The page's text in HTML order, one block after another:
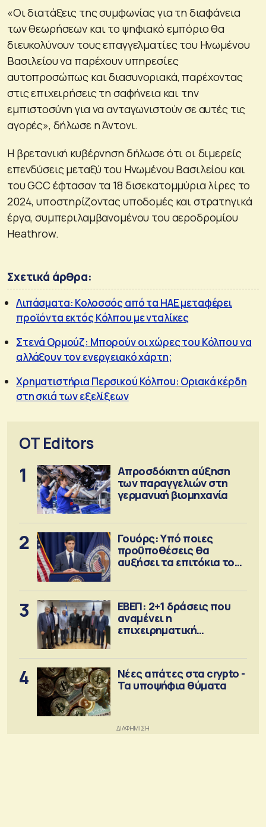
«Οι διατάξεις της συμφωνίας για τη διαφάνεια
των θεωρήσεων και το ψηφιακό εμπόριο θα
διευκολύνουν τους επαγγελματίες του Ηνωμένου
Βασιλείου να παρέχουν υπηρεσίες
αυτοπροσώπως και διασυνοριακά, παρέχοντας
στις επιχειρήσεις τη σαφήνεια και την
εμπιστοσύνη για να ανταγωνιστούν σε αυτές τις
αγορές», δήλωσε η Άντονι.
Η βρετανική κυβέρνηση δήλωσε ότι οι διμερείς
επενδύσεις μεταξύ του Ηνωμένου Βασιλείου και
του GCC έφτασαν τα 18 δισεκατομμύρια λίρες το
2024, υποστηρίζοντας υποδομές και στρατηγικά
έργα, συμπεριλαμβανομένου του αεροδρομίου
Heathrow.
Σχετικά άρθρα:
Λιπάσματα: Κολοσσός από τα ΗΑΕ μεταφέρει
προϊόντα εκτός Κόλπου με νταλίκες
Στενά Ορμούζ: Μπορούν οι χώρες του Κόλπου να
αλλάξουν τον ενεργειακό χάρτη;
Χρηματιστήρια Περσικού Κόλπου: Οριακά κέρδη
στη σκιά των εξελίξεων
OT Editors
1
Απροσδόκητη αύξηση
των παραγγελιών στη
γερμανική βιομηχανία
2
Γουόρς: Υπό ποιες
προϋποθέσεις θα
αυξήσει τα επιτόκια τον
3
ΕΒΕΠ: 2+1 δράσεις που
αναμένει η
επιχειρηματική
4
Νέες απάτες στα crypto -
Τα υποψήφια θύματα